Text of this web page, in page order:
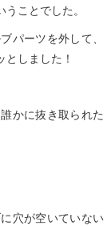
ことでした。
パーツを外して、
しました！
かに抜き取られた
穴が空いていない